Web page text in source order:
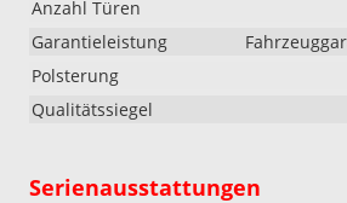
Anzahl Türen
Garantieleistung
Polsterung
Qualitätssiegel
Serienausstattungen